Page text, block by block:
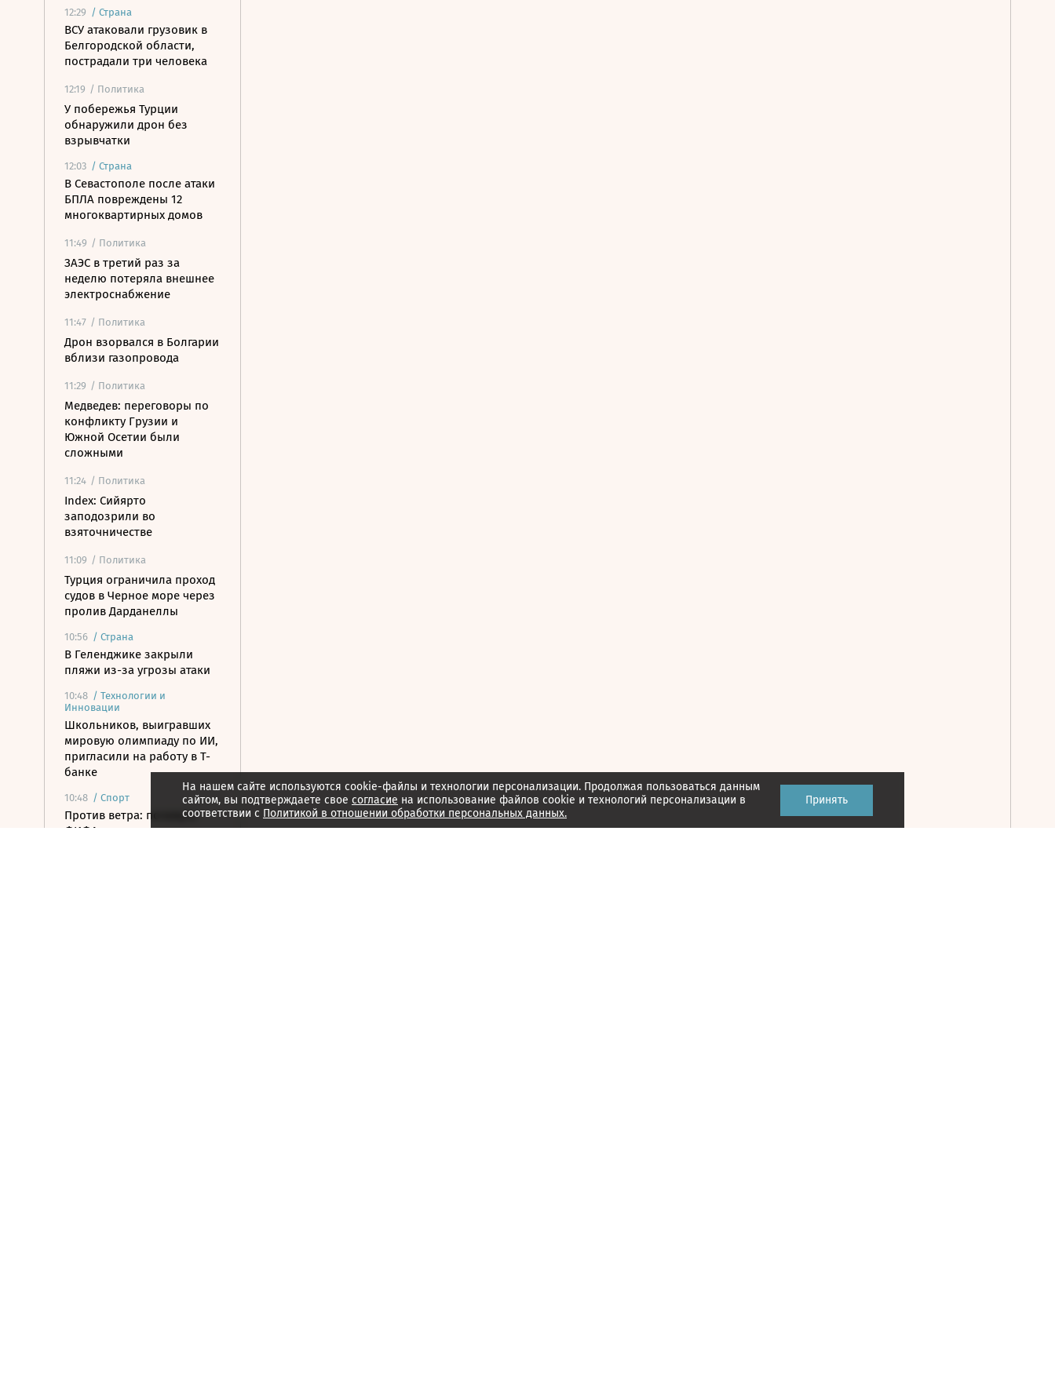
12:29 / Страна
ВСУ атаковали грузовик в
Белгородской области,
пострадали три человека
12:19 / Политика
У побережья Турции
обнаружили дрон без
взрывчатки
12:03 / Страна
В Севастополе после атаки
БПЛА повреждены 12
многоквартирных домов
11:49 / Политика
ЗАЭС в третий раз за
неделю потеряла внешнее
электроснабжение
11:47 / Политика
Дрон взорвался в Болгарии
вблизи газопровода
11:29 / Политика
Медведев: переговоры по
конфликту Грузии и
Южной Осетии были
сложными
11:24 / Политика
Index: Сийярто
заподозрили во
взяточничестве
11:09 / Политика
Турция ограничила проход
судов в Черное море через
пролив Дарданеллы
10:56 / Страна
В Геленджике закрыли
пляжи из-за угрозы атаки
10:48 / Технологии и
Инновации
Школьников, выигравших
мировую олимпиаду по ИИ,
пригласили на работу в Т-
банке
10:48 / Спорт
Против ветра: почему в
ФИФА отказались
На нашем сайте используются cookie-файлы и технологии персонализации. Продолжая пользоваться данным
сайтом, вы подтверждаете свое согласие на использование файлов cookie и технологий персонализации в
соответствии с Политикой в отношении обработки персональных данных.
Принять